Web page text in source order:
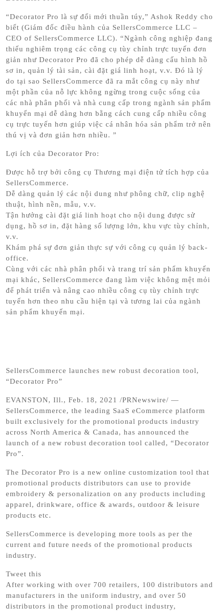
“Decorator Pro là sự đổi mới thuần túy,” Ashok Reddy cho
biết (Giám đốc điều hành của SellersCommerce LLC –
CEO of SellersCommerce LLC). “Ngành công nghiệp đang
thiếu nghiêm trọng các công cụ tùy chỉnh trực tuyến đơn
giản như Decorator Pro đã cho phép dễ dàng cấu hình hồ
sơ in, quản lý tài sản, cài đặt giá linh hoạt, v.v. Đó là lý
do tại sao SellersCommerce đã ra mắt công cụ này như
một phần của nỗ lực không ngừng trong cuộc sống của
các nhà phân phối và nhà cung cấp trong ngành sản phẩm
khuyến mại dễ dàng hơn bằng cách cung cấp nhiều công
cụ trực tuyến hơn giúp việc cá nhân hóa sản phẩm trở nên
thú vị và đơn giản hơn nhiều. ”
Lợi ích của Decorator Pro:
Được hỗ trợ bởi công cụ Thương mại điện tử tích hợp của
SellersCommerce.
Dễ dàng quản lý các nội dung như phông chữ, clip nghệ
thuật, hình nền, mẫu, v.v.
Tận hưởng cài đặt giá linh hoạt cho nội dung được sử
dụng, hồ sơ in, đặt hàng số lượng lớn, khu vực tùy chỉnh,
v.v.
Khám phá sự đơn giản thực sự với công cụ quản lý back-
office.
Cùng với các nhà phân phối và trang trí sản phẩm khuyến
mại khác, SellersCommerce đang làm việc không mệt mỏi
để phát triển và nâng cao nhiều công cụ tùy chỉnh trực
tuyến hơn theo nhu cầu hiện tại và tương lai của ngành
sản phẩm khuyến mại.
SellersCommerce launches new robust decoration tool,
“Decorator Pro”
EVANSTON, Ill., Feb. 18, 2021 /PRNewswire/ —
SellersCommerce, the leading SaaS eCommerce platform
built exclusively for the promotional products industry
across North America & Canada, has announced the
launch of a new robust decoration tool called, “Decorator
Pro”.
The Decorator Pro is a new online customization tool that
promotional products distributors can use to provide
embroidery & personalization on any products including
apparel, drinkware, office & awards, outdoor & leisure
products etc.
SellersCommerce is developing more tools as per the
current and future needs of the promotional products
industry.
Tweet this
After working with over 700 retailers, 100 distributors and
manufacturers in the uniform industry, and over 50
distributors in the promotional product industry,